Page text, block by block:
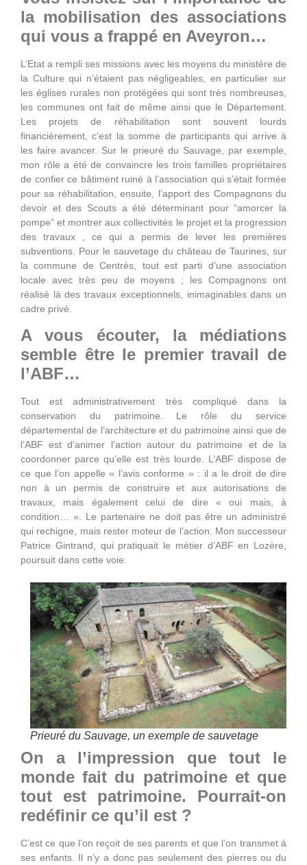
la mobilisation des associations
qui vous a frappé en Aveyron…
L’Etat a rempli ses missions avec les moyens du ministère de
la Culture qui n’étaient pas négligeables, en particulier sur
les églises rurales non protégées qui sont très nombreuses,
les communes ont fait de même ainsi que le Département.
Les projets de réhabilitation sont souvent lourds
financièrement, c’est la somme de participants qui arrive à
les faire avancer. Sur le prieuré du Sauvage, par exemple,
mon rôle a été de convaincre les trois familles propriétaires
de confier ce bâtiment ruiné à l’association qui s’était formée
pour sa réhabilitation, ensuite, l’apport des Compagnons du
devoir et des Scouts a été déterminant pour “amorcer la
pompe” et montrer aux collectivités le projet et la progression
des travaux , ce qui a permis de lever les premières
subventions. Pour le sauvetage du château de Taurines, sur
la commune de Centrès, tout est parti d’une association
locale avec très peu de moyens ; les Compagnons ont
réalisé là des travaux exceptionnels, inimaginables dans un
cadre privé.
A vous écouter, la médiations
semble être le premier travail de
l’ABF…
Tout est administrativement très compliqué dans la
conservation du patrimoine. Le rôle du service
départemental de l’architecture et du patrimoine ainsi que de
l’ABF est d’animer l’action autour du patrimoine et de la
coordonner parce qu’elle est très lourde. L’ABF dispose de
ce que l’on appelle « l’avis conforme » : il a le droit de dire
non à un permis de construire et aux autorisations de
travaux, mais également celui de dire « oui mais, à
condition… ». Le partenaire ne doit pas être un administré
qui rechigne, mais rester moteur de l’action. Mon successeur
Patrice Gintrand, qui pratiquait le métier d’ABF en Lozère,
poursuit dans cette voie.
Prieuré du Sauvage, un exemple de sauvetage
On a l’impression que tout le
monde fait du patrimoine et que
tout est patrimoine. Pourrait-on
redéfinir ce qu’il est ?
C’est ce que l’on reçoit de ses parents et que l’on transmet à
ses enfants. Il n’y a donc pas seulement des pierres ou du